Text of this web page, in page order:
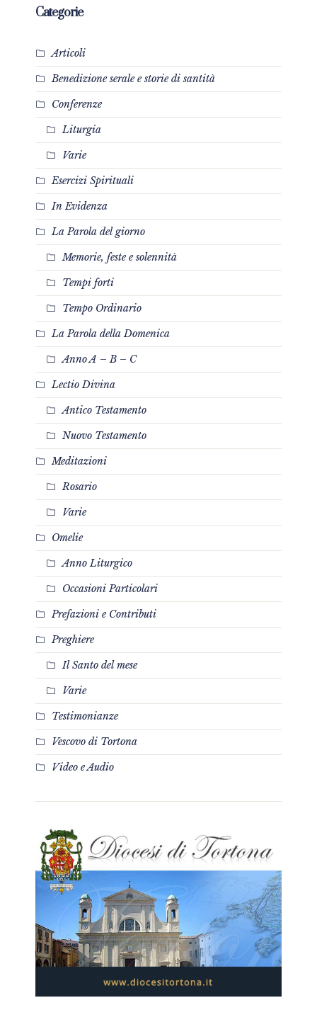
Categorie
Articoli
Benedizione serale e storie di santità
Conferenze
Liturgia
Varie
Esercizi Spirituali
In Evidenza
La Parola del giorno
Memorie, feste e solennità
Tempi forti
Tempo Ordinario
La Parola della Domenica
Anno A – B – C
Lectio Divina
Antico Testamento
Nuovo Testamento
Meditazioni
Rosario
Varie
Omelie
Anno Liturgico
Occasioni Particolari
Prefazioni e Contributi
Preghiere
Il Santo del mese
Varie
Testimonianze
Vescovo di Tortona
Video e Audio